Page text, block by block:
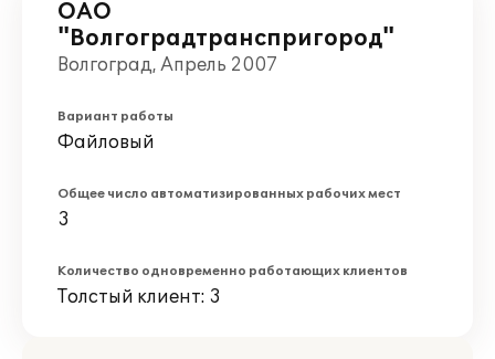
ОАО
"Волгоградтранспригород"
Волгоград, Апрель 2007
Вариант работы
Файловый
Общее число автоматизированных рабочих мест
3
Количество одновременно работающих клиентов
Толстый клиент: 3